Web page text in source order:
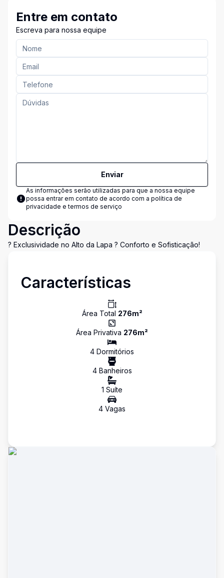
Entre em contato
Escreva para nossa equipe
Enviar
As informações serão utilizadas para que a nossa equipe
possa entrar em contato de acordo com a política de
privacidade e termos de serviço
Descrição
? Exclusividade no Alto da Lapa ? Conforto e Sofisticação!
Características
Área Total 276m²
Área Privativa 276m²
4 Dormitórios
4Banheiros
1 Suíte
4 Vagas